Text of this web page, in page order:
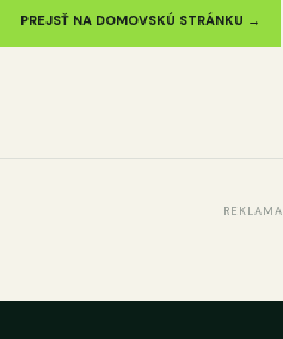
PREJSŤ NA DOMOVSKÚ STRÁNKU →
REKLAMA